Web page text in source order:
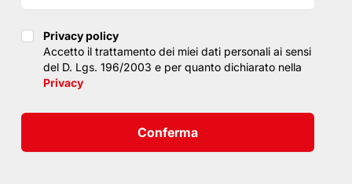
Privacy policy
Privacy policy
Accetto il trattamento dei miei dati personali ai sensi
del D. Lgs. 196/2003 e per quanto dichiarato nella
Privacy
Conferma